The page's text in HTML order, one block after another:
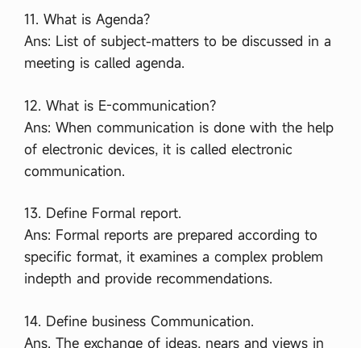
11. What is Agenda?
Ans: List of subject-matters to be discussed in a
meeting is called agenda.
12. What is E-communication?
Ans: When communication is done with the help
of electronic devices, it is called electronic
communication.
13. Define Formal report.
Ans: Formal reports are prepared according to
specific format, it examines a complex problem
indepth and provide recommendations.
14. Define business Communication.
Ans. The exchange of ideas, nears and views in